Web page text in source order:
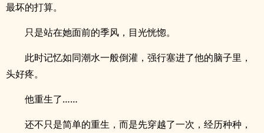
最坏的打算。
只是站在她面前的季风，目光恍惚。
此时记忆如同潮水一般倒灌，强行塞进了他的脑子里，
头好疼。
他重生了……
还不只是简单的重生，而是先穿越了一次，经历种种，